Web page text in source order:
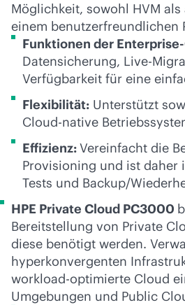
Möglichkeit, sowohl HVM als
einem benutzerfreundlichen
Funktionen der
Datensicherung, Live-
Verfügbarkeit für eine
Flexibilität: Unterstützt
Cloud-native
Effizienz:Vereinfacht die
Provisioning und ist daher
Tests und Backup/
HPE Private Cloud PC3000
Bereitstellung von Private
diese benötigt werden.
hyperkonvergenten
workload-optimierte Cloud
Umgebungen und Public